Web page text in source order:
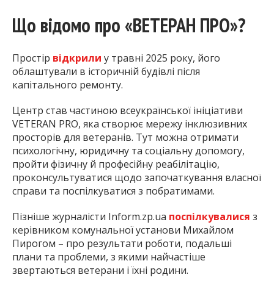
Що відомо про «ВЕТЕРАН ПРО»?
Простір відкрили у травні 2025 року, його
облаштували в історичній будівлі після
капітального ремонту.
Центр став частиною всеукраїнської ініціативи
VETERAN PRO, яка створює мережу інклюзивних
просторів для ветеранів. Тут можна отримати
психологічну, юридичну та соціальну допомогу,
пройти фізичну й професійну реабілітацію,
проконсультуватися щодо започаткування власної
справи та поспілкуватися з побратимами.
Пізніше журналісти Inform.zp.ua поспілкувалися з
керівником комунальної установи Михайлом
Пирогом – про результати роботи, подальші
плани та проблеми, з якими найчастіше
звертаються ветерани і їхні родини.